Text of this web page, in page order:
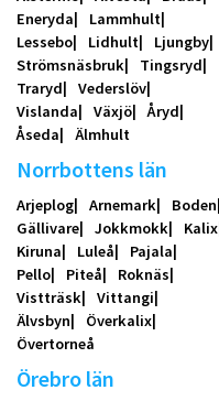
Eneryda
Lammhult
Lessebo
Lidhult
Ljungby
Strömsnäsbruk
Tingsryd
Traryd
Vederslöv
Vislanda
Växjö
Åryd
Åseda
Älmhult
Norrbottens län
Arjeplog Arnemark
Boden
Gällivare
Jokkmokk
Kalix
Kiruna
Luleå
Pajala
Pello
Piteå
Roknäs
Vistträsk
Vittangi
Älvsbyn
Överkalix
Övertorneå
Örebro län